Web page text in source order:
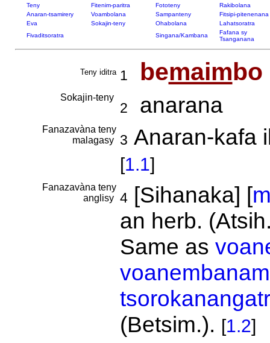
Teny Fitenim-paritra Fototeny
Rakibolana
Anaran-tsamirery
Voambolana Sampanteny
Fitsipi-pitenenana
Eva
Sokajin-teny Ohabolana
Lahatsoratra
Fivaditsoratra
Singana/Kambana
Fafana sy
Tsanganana
Teny iditra 1 bemaimbo
Sokajin-teny
2 anarana
Fanazavàna teny
malagasy
3 Anaran-kafa
[1.1]
Fanazavàna teny
anglisy 4[Sihanaka] [
an herb.
Same as
(Betsim.). [1.2]